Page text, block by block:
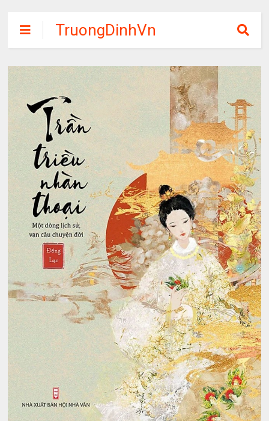
TruongDinhVn
Chia sẽ ebook,
các khóa học,
phần mềm học
tập miễn phí